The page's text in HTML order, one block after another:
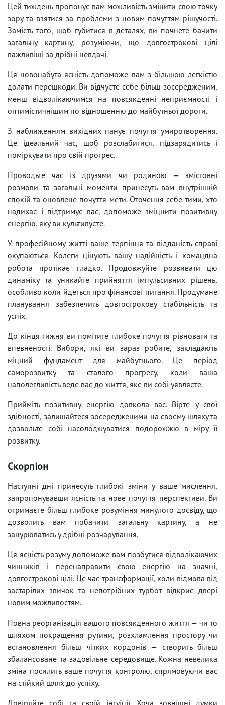
Цей тиждень пропонує вам можливість змінити свою точку
зору та взятися за проблеми з новим почуттям рішучості.
Замість того, щоб губитися в деталях, ви почнете бачити
загальну картину, розуміючи, що довгострокові цілі
важливіші за дрібні невдачі.
Ця новонабута ясність допоможе вам з більшою легкістю
долати перешкоди. Ви відчуєте себе більш зосередженим,
менш відволікаючимся на повсякденні неприємності і
оптимістичнішим по відношенню до майбутньої дороги.
З наближенням вихідних панує почуття умиротворення.
Це ідеальний час, щоб розслабитися, підзарядитись і
поміркувати про свій прогрес.
Проводьте час із друзями чи родиною — змістовні
розмови та загальні моменти принесуть вам внутрішній
спокій та оновлене почуття мети. Оточення себе тими, хто
надихає і підтримує вас, допоможе зміцнити позитивну
енергію, яку ви культивуєте.
У професійному житті ваше терпіння та відданість справі
окупаються. Колеги цінують вашу надійність і командна
робота протікає гладко. Продовжуйте розвивати цю
динаміку та уникайте прийняття імпульсивних рішень,
особливо коли йдеться про фінансові питання. Продумане
планування забезпечить довгострокову стабільність та
успіх.
До кінця тижня ви помітите глибоке почуття рівноваги та
впевненості. Вибори, які ви зараз робите, закладають
міцний фундамент для майбутнього. Це період
саморозвитку та сталого прогресу, коли ваша
наполегливість веде вас до життя, яке ви собі уявляєте.
Прийміть позитивну енергію довкола вас. Вірте у свої
здібності, залишайтеся зосередженими на своєму шляху та
дозвольте собі насолоджуватися подорожжю в міру її
розвитку.
Скорпіон
Наступні дні принесуть глибокі зміни у ваше мислення,
запропонувавши ясність та нове почуття перспективи. Ви
отримаєте більш глибоке розуміння минулого досвіду, що
дозволить вам побачити загальну картину, а не
занурюватись у дрібні розчарування.
Ця ясність розуму допоможе вам позбутися відволікаючих
чинників і перенаправити свою енергію на значні,
довгострокові цілі. Це час трансформації, коли відмова від
застарілих звичок та непотрібних турбот відкриє двері
новим можливостям.
Повна реорганізація вашого повсякденного життя — чи то
шляхом покращення рутини, розхламлення простору чи
встановлення більш чітких кордонів — створить більш
збалансоване та задовільне середовище. Кожна невелика
зміна посилить ваше почуття контролю, спрямовуючи вас
на стійкий шлях до успіху.
Довіряйте собі та своїй інтуїції. Хоча зовнішні думки